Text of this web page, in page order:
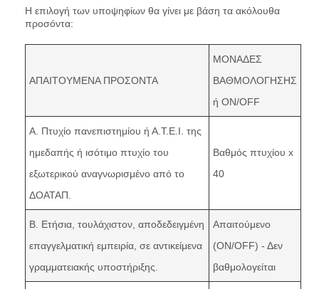
Η επιλογή των υποψηφίων θα γίνει με βάση τα ακόλουθα
προσόντα:
ΑΠΑΙΤΟΥΜΕΝΑ ΠΡΟΣΟΝΤΑ
ΜΟΝΑΔΕΣ
ΒΑΘΜΟΛΟΓΗΣΗΣ
ή ON/OFF
Α. Πτυχίο πανεπιστημίου ή Α.Τ.Ε.Ι. της
ημεδαπής ή ισότιμο πτυχίο του
εξωτερικού αναγνωρισμένο από το
ΔΟΑΤΑΠ.
Βαθμός πτυχίου x
40
Β. Ετήσια, τουλάχιστον, αποδεδειγμένη
επαγγελματική εμπειρία, σε αντικείμενα
γραμματειακής υποστήριξης.
Απαιτούμενο
(ON/OFF) - Δεν
βαθμολογείται